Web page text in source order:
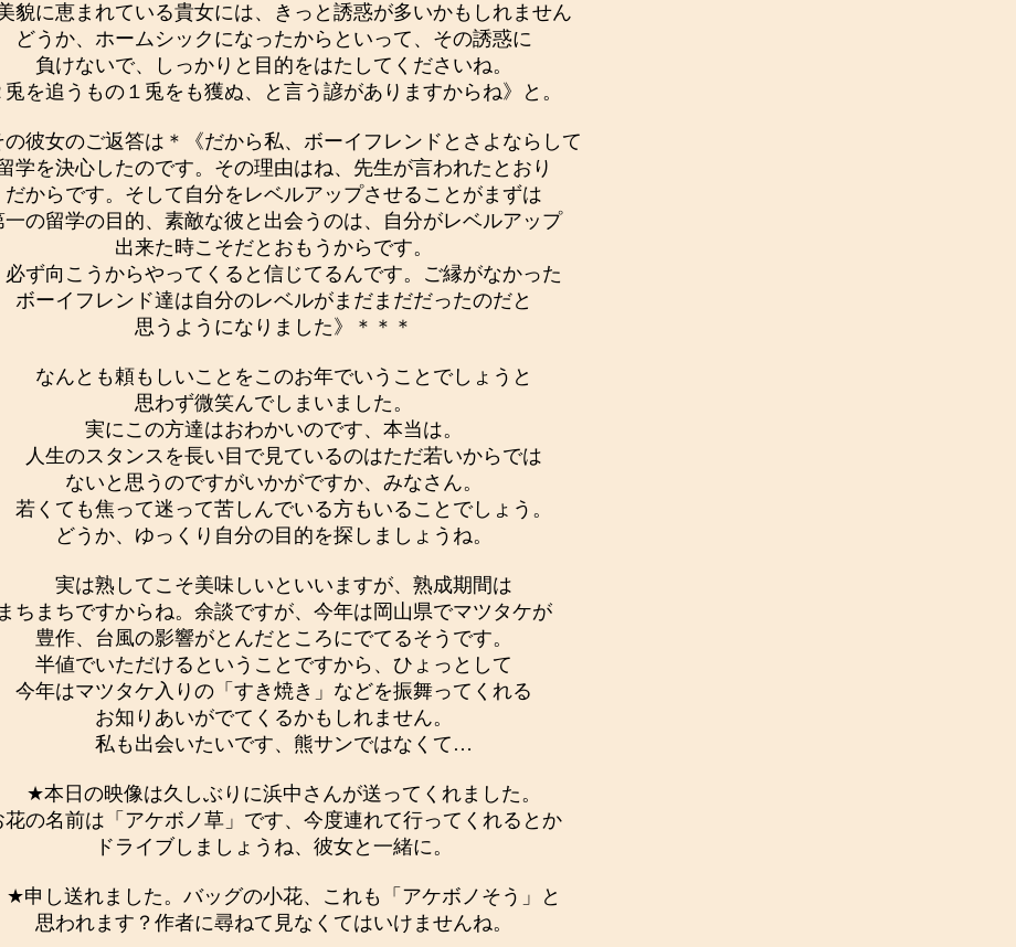
美貌に恵まれている貴女には、きっと誘惑が多いかもしれません
どうか、ホームシックになったからといって、その誘惑に
負けないで、しっかりと目的をはたしてくださいね。
兎を追うもの１兎をも獲ぬ、と言う諺がありますからね》と。
彼女のご返答は＊《だから私、ボーイフレンドとさよならして
学を決心したのです。その理由はね、先生が言われたとおり
だからです。そして自分をレベルアップさせることがまずは
一の留学の目的、素敵な彼と出会うのは、自分がレベルアップ
出来た時こそだとおもうからです。
ず向こうからやってくると信じてるんです。ご縁がなかった
ボーイフレンド達は自分のレベルがまだまだだったのだと
思うようになりました》＊＊＊
なんとも頼もしいことをこのお年でいうことでしょうと
思わず微笑んでしまいました。
実にこの方達はおわかいのです、本当は。
人生のスタンスを長い目で見ているのはただ若いからでは
ないと思うのですがいかがですか、みなさん。
若くても焦って迷って苦しんでいる方もいることでしょう。
どうか、ゆっくり自分の目的を探しましょうね。
実は熟してこそ美味しいといいますが、熟成期間は
まちまちですからね。余談ですが、今年は岡山県でマツタケが
豊作、台風の影響がとんだところにでてるそうです。
半値でいただけるということですから、ひょっとして
今年はマツタケ入りの「すき焼き」などを振舞ってくれる
お知りあいがでてくるかもしれません。
私も出会いたいです、熊サンではなくて…
★本日の映像は久しぶりに浜中さんが送ってくれました。
花の名前は「アケボノ草」です、今度連れて行ってくれるとか
ドライブしましょうね、彼女と一緒に。
申し送れました。バッグの小花、これも「アケボノそう」と
思われます？作者に尋ねて見なくてはいけませんね。